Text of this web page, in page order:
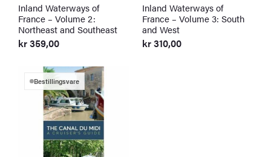
Inland Waterways of
France – Volume 2:
Northeast and Southeast
kr359,00
Inland Waterways of
France – Volume 3: South
and West
kr310,00
Bestillingsvare